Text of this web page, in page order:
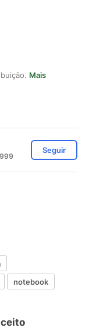
Mais
Seguir
notebook